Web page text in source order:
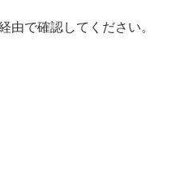
由で確認してください。